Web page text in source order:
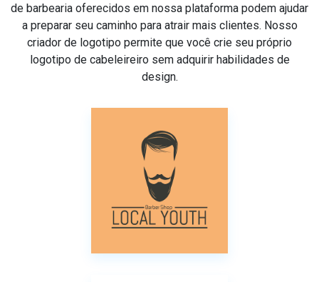
de barbearia oferecidos em nossa plataforma podem ajudar
a preparar seu caminho para atrair mais clientes. Nosso
criador de logotipo permite que você crie seu próprio
logotipo de cabeleireiro sem adquirir habilidades de
design.